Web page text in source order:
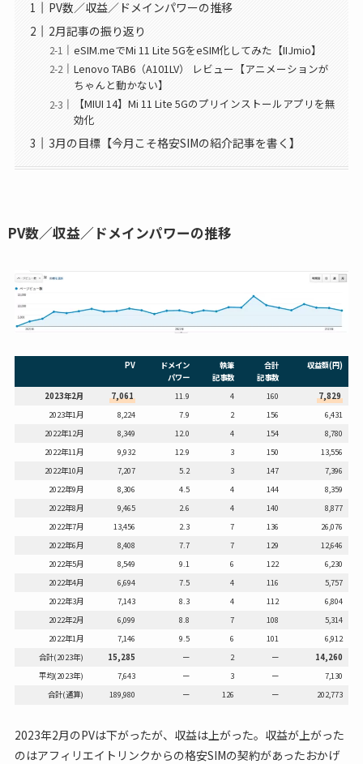
PV数／収益／ドメインパワーの推移
2月記事の振り返り
eSIM.meでMi 11 Lite 5GをeSIM化してみた【IIJmio】
Lenovo TAB6（A101LV） レビュー【アニメーションが
ちゃんと動かない】
【MIUI 14】Mi 11 Lite 5Gのプリインストールアプリを無
効化
3月の目標【今月こそ格安SIMの紹介記事を書く】
PV数／収益／ドメインパワーの推移
PV
ドメイン
パワー
執筆
記事数
合計
記事数
収益額(円)
2023年2月 7,061 11.9 4 160
7,829
2023年1月
8,224 7.9 2 156
6,431
2022年12月
8,349 12.0 4 154
8,780
2022年11月
9,932 12.9 3 150
13,556
2022年10月
7,207 5.2 3 147
7,396
2022年9月
8,306 4.5 4 144
8,359
2022年8月
9,465 2.6 4 140
8,877
2022年7月
13,456 2.3 7 136
26,076
2022年6月
8,408 7.7 7 129
12,646
2022年5月
8,549 9.1 6 122
6,230
2022年4月
6,694 7.5 4 116
5,757
2022年3月
7,143 8.3 4 112
6,804
2022年2月
6,099 8.8 7 108
5,314
2022年1月
7,146 9.5 6 101
6,912
合計(2023年)
15,285 ー 2 ー
14,260
平均(2023年)
7,643 ー 3 ー
7,130
合計(通算)
189,980 ー 126 ー 202,773
2023年2月のPVは下がったが、収益は上がった。収益が上がった
のはアフィリエイトリンクからの格安SIMの契約があったおかげ